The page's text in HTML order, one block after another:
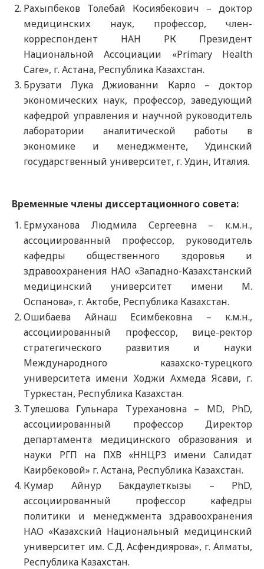
Рахыпбеков Толебай Косиябекович – доктор
медицинских наук, профессор, член-
корреспондент НАН РК Президент
Национальной Ассоциации «Primary Health
Care», г. Астана, Республика Казахстан.
Брузати Лука Джиованни Карло – доктор
экономических наук, профессор, заведующий
кафедрой управления и научной руководитель
лаборатории аналитической работы в
экономике и менеджменте, Удинский
государственный университет, г. Удин, Италия.
Временные члены диссертационного совета:
Ермуханова Людмила Сергеевна – к.м.н.,
ассоциированный профессор, руководитель
кафедры общественного здоровья и
здравоохранения НАО «Западно-Казахстанский
медицинский университет имени М.
Оспанова», г. Актобе, Республика Казахстан.
Ошибаева Айнаш Есимбековна – к.м.н.,
ассоциированный профессор, вице-ректор
стратегического развития и науки
Международного казахско-турецкого
университета имени Ходжи Ахмеда Ясави, г.
Туркестан, Республика Казахстан.
Тулешова Гульнара Турехановна – MD, PhD,
ассоциированный профессор Директор
департамента медицинского образования и
науки РГП на ПХВ «ННЦРЗ имени Салидат
Каирбековой» г. Астана, Республика Казахстан.
Кумар Айнур Бакдаулеткызы – PhD,
ассоциированный профессор кафедры
политики и менеджмента здравоохранения
НАО «Казахский Национальный медицинский
университет им. С.Д. Асфендиярова», г. Алматы,
Республика Казахстан.